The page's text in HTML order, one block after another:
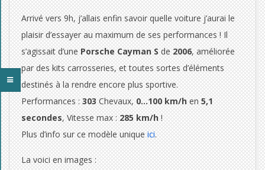
o
b
i
l
e
e
t
Arrivé vers 9h, j’allais enfin savoir quelle voiture j’aurai le
plaisir d’essayer au maximum de ses performances ! Il
s’agissait d’unePorsche Cayman Sde2006, améliorée
par des kits carrosseries, et toutes sortes d’éléments
destinés à la rendre encore plus sportive.
Performances :303Chevaux,0…100 km/hen5,1
secondes, Vitesse max :285 km/h!
Plus d’info sur ce modèle uniqueici.
La voici en images :